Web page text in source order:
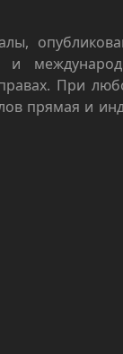
и
При
прямая и